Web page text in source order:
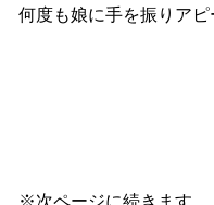
何度も娘に手を振りア